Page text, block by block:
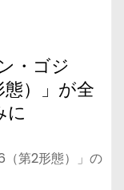
・ゴジ
）」が全
に
（第2形態）」の